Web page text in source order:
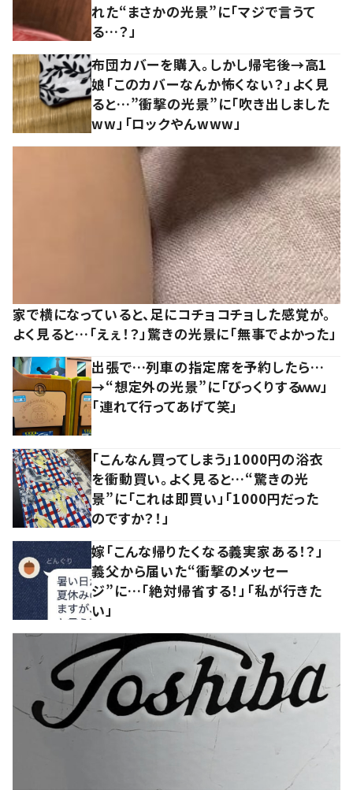
れた“まさかの光景”に「マジで言うて
る…？」
布団カバーを購入。しかし帰宅後→高1
娘「このカバーなんか怖くない？」よく見
ると…”衝撃の光景”に「吹き出しました
ww」「ロックやんwww」
家で横になっていると、足にコチョコチョした感覚が。
よく見ると…「えぇ！？」驚きの光景に「無事でよかった」
出張で…列車の指定席を予約したら…
→“想定外の光景”に「びっくりするｗｗ」
「連れて行ってあげて笑」
「こんなん買ってしまう」1000円の浴衣
を衝動買い。よく見ると…“驚きの光
景”に「これは即買い」「1000円だった
のですか？！」
嫁「こんな帰りたくなる義実家ある！？」
義父から届いた“衝撃のメッセー
ジ”に…「絶対帰省する！」「私が行きた
い」